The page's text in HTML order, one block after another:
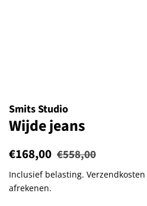
Smits Studio
Wijde jeans
Normale
€168,00 Aanbiedingsprijs
€558,00
Inclusief belasting. Verzendkosten
afrekenen.